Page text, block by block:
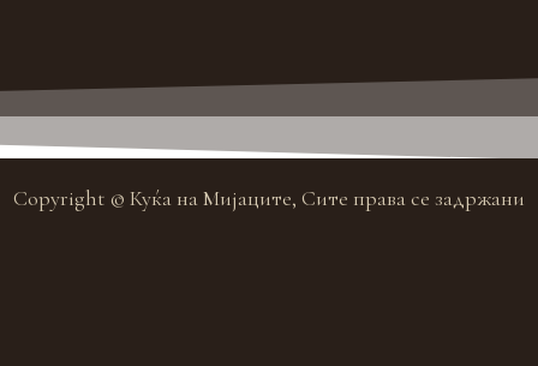
Copyright © Куќа на Мијаците, Сите права се задржани